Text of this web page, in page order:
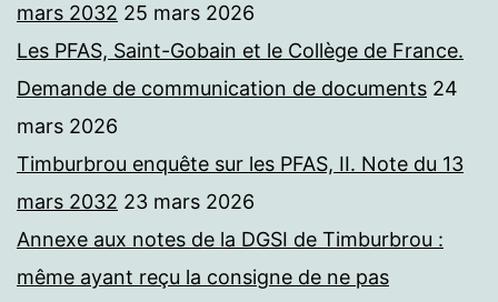
mars 2032 25 mars 2026
Les PFAS, Saint-Gobain et le Collège de France.
Demande de communication de documents 24
mars 2026
Timburbrou enquête sur les PFAS, II. Note du 13
mars 2032 23 mars 2026
Annexe aux notes de la DGSI de Timburbrou :
même ayant reçu la consigne de ne pas